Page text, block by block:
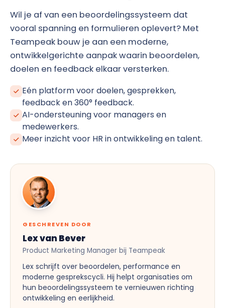
Wil je af van een beoordelingssysteem dat
vooral spanning en formulieren oplevert? Met
Teampeak bouw je aan een moderne,
ontwikkelgerichte aanpak waarin beoordelen,
doelen en feedback elkaar versterken.
Eén platform voor doelen, gesprekken,
feedback en 360° feedback.
AI-ondersteuning voor managers en
medewerkers.
Meer inzicht voor HR in ontwikkeling en talent.
GESCHREVEN DOOR
Lex van Bever
Product Marketing Manager bij Teampeak
Lex schrijft over beoordelen, performance en
moderne gesprekscycli. Hij helpt organisaties om
hun beoordelingssysteem te vernieuwen richting
ontwikkeling en eerlijkheid.